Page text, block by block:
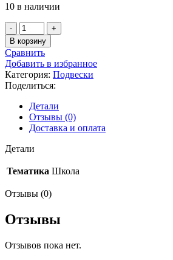
10 в наличии
Количество
товара
Подвеска
«Шар»
наполнение
кружочки
(1шт)
В корзину
Сравнить
Добавить в избранное
Категория: Подвески
Поделиться:
Детали
Отзывы (0)
Доставка и оплата
Детали
Тематика Школа
Отзывы (0)
Отзывы
Отзывов пока нет.